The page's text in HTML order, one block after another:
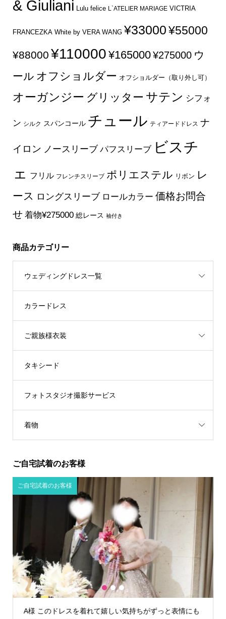
& Giuliani Lulu felice L`ATELIER MARIAGE VICTRIA
FRANCEZKA White by VERA WANG ¥33000¥55000
¥88000 ¥110000 ¥165000¥275000 ウ
ール オフショルダー オフショルダー（取り外し可）
オーガンジー グリッター サテン シフォ
ン シルク スパンコール チュール ティアードドレス ナ
イロン ノースリーブ パフスリーブ ビスチ
ェ フリル フレンチスリーブ ポリエステル リボン レ
ース ロングスリーブ ロールカラー 価格お問合
せ 着物¥275000 総レース 袖付き
商品カテゴリー
ウェディングドレス一覧
カラードレス
ご親族様衣装
タキシード
フォトスタジオ撮影サービス
着物
ご自宅試着のお客様
K様 TIG dressさんでウェディングドレスを借りて本当
ご自宅試着のお客様
1 2 3